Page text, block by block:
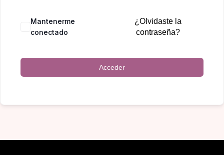
Mantenerme
conectado
¿Olvidaste la
contraseña?
Acceder